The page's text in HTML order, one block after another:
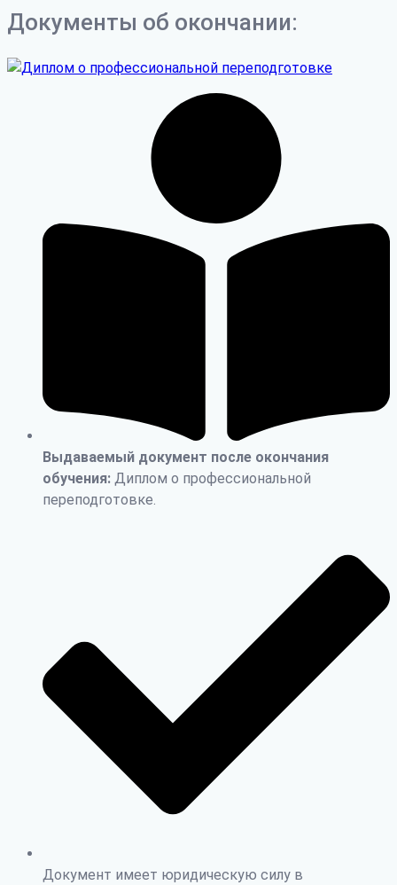
Документы об окончании:
Выдаваемый документ после окончания
обучения: Диплом о профессиональной
переподготовке.
Документ имеет юридическую силу в